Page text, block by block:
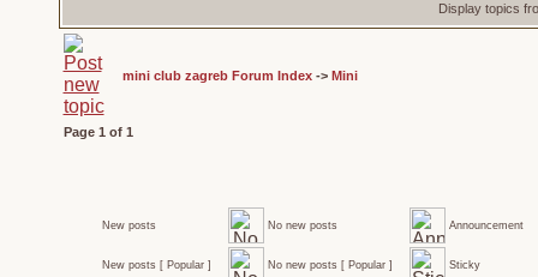
Display topics
mini club zagreb Forum Index-> Mini
Page 1 of 1
New posts No new posts Announcement
New posts [ Popular ] No new posts [ Popular ] Sticky